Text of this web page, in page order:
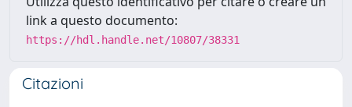
link a questo documento:
https://hdl.handle.net/10807/38331
Citazioni